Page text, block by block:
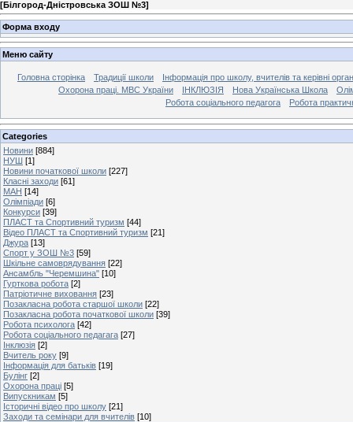
[Білгород-Дністровська ЗОШ №3]
Форма входу
Меню сайту
Головна сторінка Традиції школи
Інформація про школу, вчителів та керівні
Охорона праці. МВС України
ІНКЛЮЗІЯ Нова Українська Школа
Робота соціального педагога
Робота
Categories
Новини [884]
НУШ [1]
Новини початкової школи [227]
Класні заходи [61]
МАН [14]
Олімпіади [6]
Конкурси [39]
ПЛАСТ та Спортивний туризм [44]
Відео ПЛАСТ та Спортивний туризм [21]
Джура [13]
Спорт у ЗОШ №3 [59]
Шкільне самоврядування [22]
Ансамбль "Черемшина" [10]
Гурткова робота [2]
Патріотичне виховання [23]
Позакласна робота старшої школи [22]
Позакласна робота початкової школи [39]
Робота психолога [42]
Робота соціального педагага [27]
Інклюзія [2]
Вчитель року [9]
Інформація для батьків [19]
Булінг [2]
Охорона праці [5]
Випускникам [5]
Історичні відео про школу [21]
Заходи та семінари для вчителів [10]